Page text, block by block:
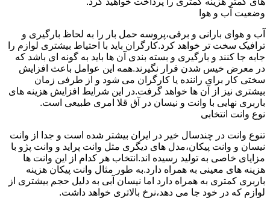
وضعیت آب و هوا
آب و هوای بارانی و برفی،پروسه حمل بار را به لحاظ بارگیری و
ترافیک سخت تر خواهد کرد.کارگران باید با احتیاط بیشتری لوازم را
جابه جا کنند و بارگیری و بسته بندی آن ها باید به گونه ای باشد که
در معرض خیس شدن قرار نگیرند.همه این عوامل باعث افزایش
سختی کار برای راننده یا کارگران می شود و از طرفی زمان
بیشتری نیز از آن ها خواهد گرفت.در این شرایط افزایش هزینه های
باربری نهایی با وانت و نیسان در آق قلا امری طبیعی است.
نوع وانت انتخابی
تنوع وانت در چندسال خیر در ایران بیشتر شده است و جدا از وانت
نیسان و وانت پیکان،مدل های دیگری مثل وانت پراید و وانت پژو با
مزایای خاصی به تولید رسیده اند.انتخاب هر کدام از این وانت ها
هزینه های معینی به همراه دارد.به طور مثال وانت پیکان هزینه
باربری کمتری به همراه دارد اما نیسان آبی به دلیل حجم بیشتری از
لوازم که در خود جا می دهد،نرخ بالاتری خواهد داشت.